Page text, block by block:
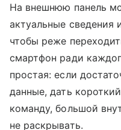
На внешнюю панель
актуальные сведения
чтобы реже
смартфон ради
простая: если
данные, дать
команду, большой
не раскрывать.